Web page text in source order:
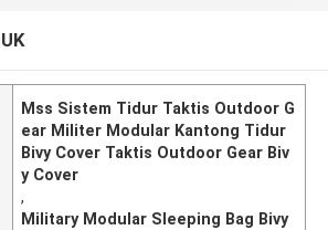
Mss Sistem Tidur Taktis Outdoor G
ear Militer Modular Kantong Tidur
Bivy Cover Taktis Outdoor Gear Biv
y Cover
,
Military Modular Sleeping Bag Bivy